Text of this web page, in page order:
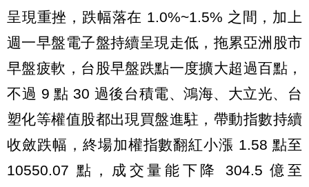
呈現重挫，跌幅落在 1.0%~1.5% 之間，加上
週一早盤電子盤持續呈現走低，拖累亞洲股市
早盤疲軟，台股早盤跌點一度擴大超過百點，
不過 9 點 30 過後台積電、鴻海、大立光、台
塑化等權值股都出現買盤進駐，帶動指數持續
收斂跌幅，終場加權指數翻紅小漲 1.58 點至
10550.07 點，成交量能下降 304.5 億至